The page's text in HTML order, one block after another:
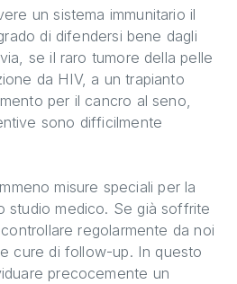
un sistema immunitario il
di difendersi bene dagli
se il raro tumore della pelle
da HIV, a un trapianto
per il cancro al seno,
sono difficilmente
misure speciali per la
studio medico. Se già soffrite
regolarmente da noi
cure di follow-up. In questo
precocemente un